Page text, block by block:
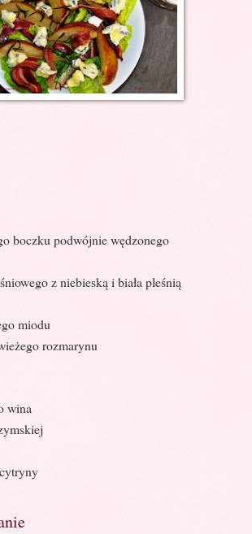
boczku podwójnie wędzonego
z niebieską i biała pleśnią
miodu
rozmarynu
wina